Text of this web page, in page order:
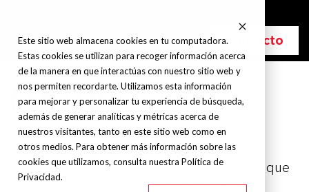
Este sitio web almacena cookies en tu computadora.
Estas cookies se utilizan para recoger información acerca
de la manera en que interactúas con nuestro sitio web y
nos permiten recordarte. Utilizamos esta información
para mejorar y personalizar tu experiencia de búsqueda,
además de generar analíticas y métricas acerca de
nuestros visitantes, tanto en este sitio web como en
otros medios. Para obtener más información sobre las
cookies que utilizamos, consulta nuestra Política de
Privacidad.
Contacto
BLOG
Conoce las recomendaciones y consejos que
Grupo Hi-Tec tiene para tu negocio